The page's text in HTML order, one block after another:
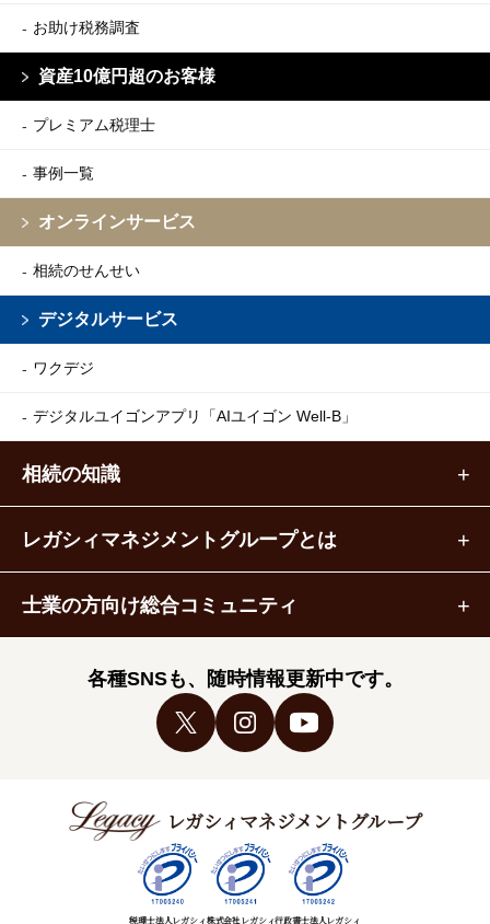
お助け税務調査
資産10億円超のお客様
プレミアム税理士
事例一覧
オンラインサービス
相続のせんせい
デジタルサービス
ワクデジ
デジタルユイゴンアプリ 「AIユイゴン Well-B」
相続の知識
レガシィマネジメントグループとは
士業の方向け総合コミュニティ
各種SNSも、随時情報更新中です。
レガシィマネジメントグループ
税理士法人レガシィ株式会社レガシィ行政書士法人レガシィ